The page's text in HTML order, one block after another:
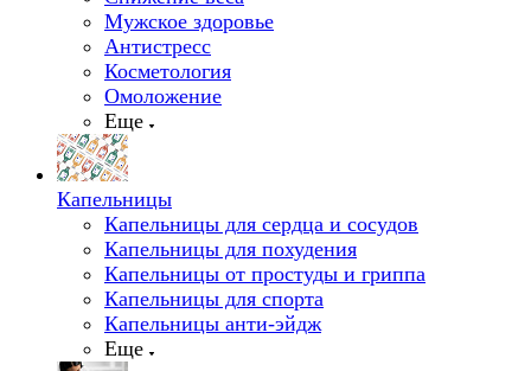
Мужское здоровье
Антистресс
Косметология
Омоложение
Еще
Капельницы
Капельницы для сердца и сосудов
Капельницы для похудения
Капельницы от простуды и гриппа
Капельницы для спорта
Капельницы анти-эйдж
Еще